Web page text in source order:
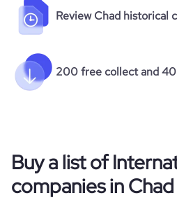
Review Chad historical
200 free collect and
Buy a list of
companies in Chad